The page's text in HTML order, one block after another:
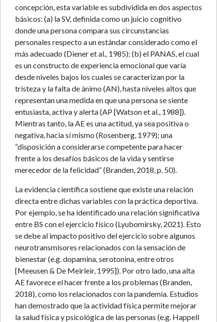
concepción, esta variable es subdividida en dos aspectos
básicos: (a) la SV, definida como un juicio cognitivo
donde una persona compara sus circunstancias
personales respecto a un estándar considerado como el
más adecuado (Diener et al., 1985); (b) el PANAS, el cual
es un constructo de experiencia emocional que varía
desde niveles bajos los cuales se caracterizan por la
tristeza y la falta de ánimo (AN), hasta niveles altos que
representan una medida en que una persona se siente
entusiasta, activa y alerta (AP [Watson et al., 1988]).
Mientras tanto, la AE es una actitud, ya sea positiva o
negativa, hacia sí mismo (Rosenberg, 1979); una
“disposición a considerarse competente para hacer
frente a los desafíos básicos de la vida y sentirse
merecedor de la felicidad” (Branden, 2018, p. 50).
La evidencia científica sostiene que existe una relación
directa entre dichas variables con la práctica deportiva.
Por ejemplo, se ha identificado una relación significativa
entre BS con el ejercicio físico (Lyubomirsky, 2021). Esto
se debe al impacto positivo del ejercicio sobre algunos
neurotransmisores relacionados con la sensación de
bienestar (e.g. dopamina, serotonina, entre otros
[Meeusen & De Meirleir, 1995]). Por otro lado, una alta
AE favorece el hacer frente a los problemas (Branden,
2018), como los relacionados con la pandemia. Estudios
han demostrado que la actividad física permite mejorar
la salud física y psicológica de las personas (e.g. Happell